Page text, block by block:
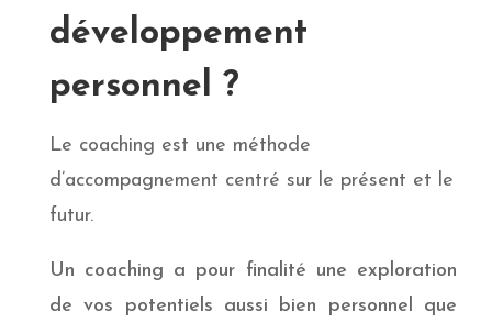
développement
personnel ?
Le coaching est une méthode
d’accompagnement centré sur le présent et le
futur.
Un coaching a pour finalité une exploration
de vos potentiels aussi bien personnel que